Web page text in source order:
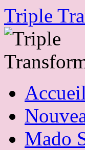
Skip
content
Triple
Accueil
Mado